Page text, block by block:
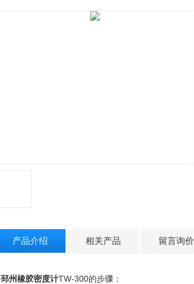
产品介绍 相关产品 留言询价
邳州橡胶密度计TW-300的步骤：